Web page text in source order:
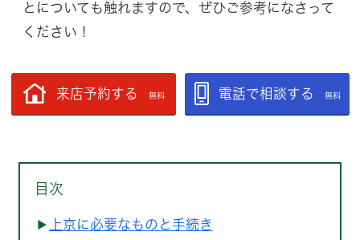
とについても触れますので、ぜひご参考になさって
ください！
来店予約する 無料 電話で相談する 無料
目次
上京に必要なものと手続き